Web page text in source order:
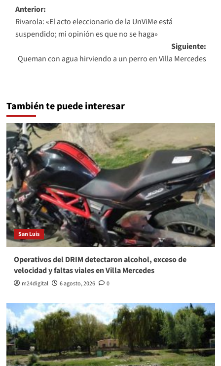
Navegación
de
entradas
Anterior:
Rivarola: «El acto eleccionario de la UnViMe está
suspendido; mi opinión es que no se haga»
Siguiente:
Queman con agua hirviendo a un perro en Villa Mercedes
También te puede interesar
San Luis
Operativos del DRIM detectaron alcohol, exceso de
velocidad y faltas viales en Villa Mercedes
m24digital 6 agosto, 2026 0